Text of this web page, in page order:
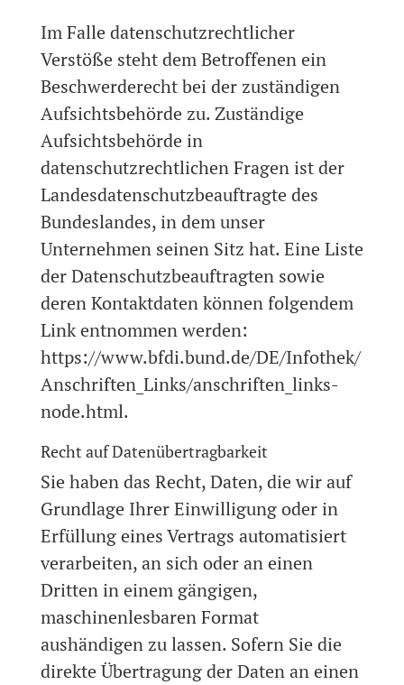
Im Falle datenschutzrechtlicher
Verstöße steht dem Betroffenen ein
Beschwerderecht bei der zuständigen
Aufsichtsbehörde zu. Zuständige
Aufsichtsbehörde in
datenschutzrechtlichen Fragen ist der
Landesdatenschutzbeauftragte des
Bundeslandes, in dem unser
Unternehmen seinen Sitz hat. Eine Liste
der Datenschutzbeauftragten sowie
deren Kontaktdaten können folgendem
Link entnommen werden:
https://www.bfdi.bund.de/DE/Infothek/
Anschriften_Links/anschriften_links-
node.html.
Recht auf Datenübertragbarkeit
Sie haben das Recht, Daten, die wir auf
Grundlage Ihrer Einwilligung oder in
Erfüllung eines Vertrags automatisiert
verarbeiten, an sich oder an einen
Dritten in einem gängigen,
maschinenlesbaren Format
aushändigen zu lassen. Sofern Sie die
direkte Übertragung der Daten an einen